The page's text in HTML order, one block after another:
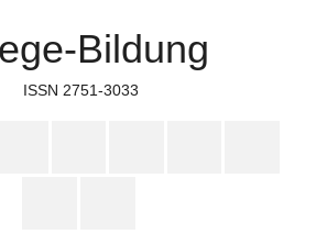
Bildung
ISSN 2751-3033